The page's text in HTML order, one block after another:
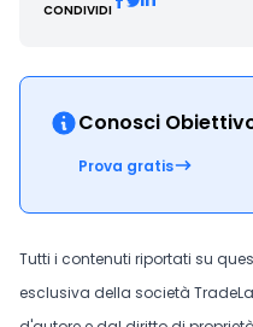
CONDIVIDI
Conosci
Prova gratis
Tutti i contenuti riportati su
esclusiva della società